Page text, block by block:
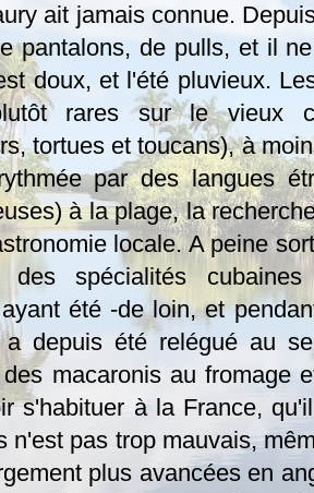
ait jamais connue.
pantalons, de pulls, et il
doux, et l'été pluvieux.
rares sur le vieux
tortues et toucans), à
par des langues
à la plage, la
locale. A peine
des spécialités
été -de loin, et
depuis été relégué au
macaronis au fromage
s'habituer à la France,
n'est pas trop mauvais,
plus avancées en